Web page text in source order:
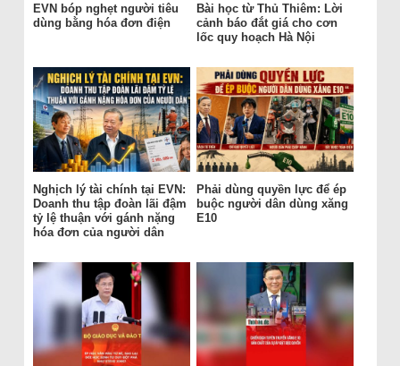
EVN bóp nghẹt người tiêu
dùng bằng hóa đơn điện
Bài học từ Thủ Thiêm: Lời
cảnh báo đắt giá cho cơn
lốc quy hoạch Hà Nội
Nghịch lý tài chính tại EVN:
Doanh thu tập đoàn lãi đậm
tỷ lệ thuận với gánh nặng
hóa đơn của người dân
Phải dùng quyền lực để ép
buộc người dân dùng xăng
E10